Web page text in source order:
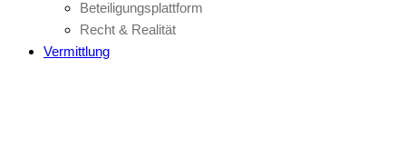
Beteiligungsplattform
Recht & Realität
Vermittlung